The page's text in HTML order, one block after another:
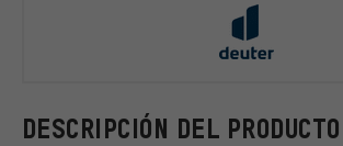
DESCRIPCIÓN DEL PRODUCTO